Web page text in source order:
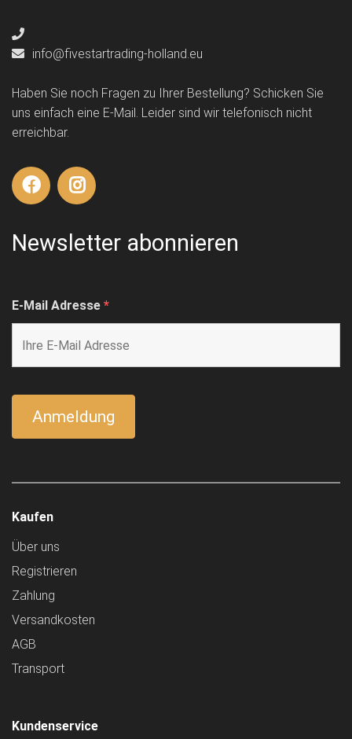
info@fivestartrading-holland.eu
Haben Sie noch Fragen zu Ihrer Bestellung? Schicken Sie
uns einfach eine E-Mail. Leider sind wir telefonisch nicht
erreichbar.
Newsletter abonnieren
E-Mail Adresse *
Kaufen
Über uns
Registrieren
Zahlung
Versandkosten
AGB
Transport
Kundenservice